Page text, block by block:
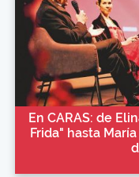
En CARAS: de
Frida" hasta